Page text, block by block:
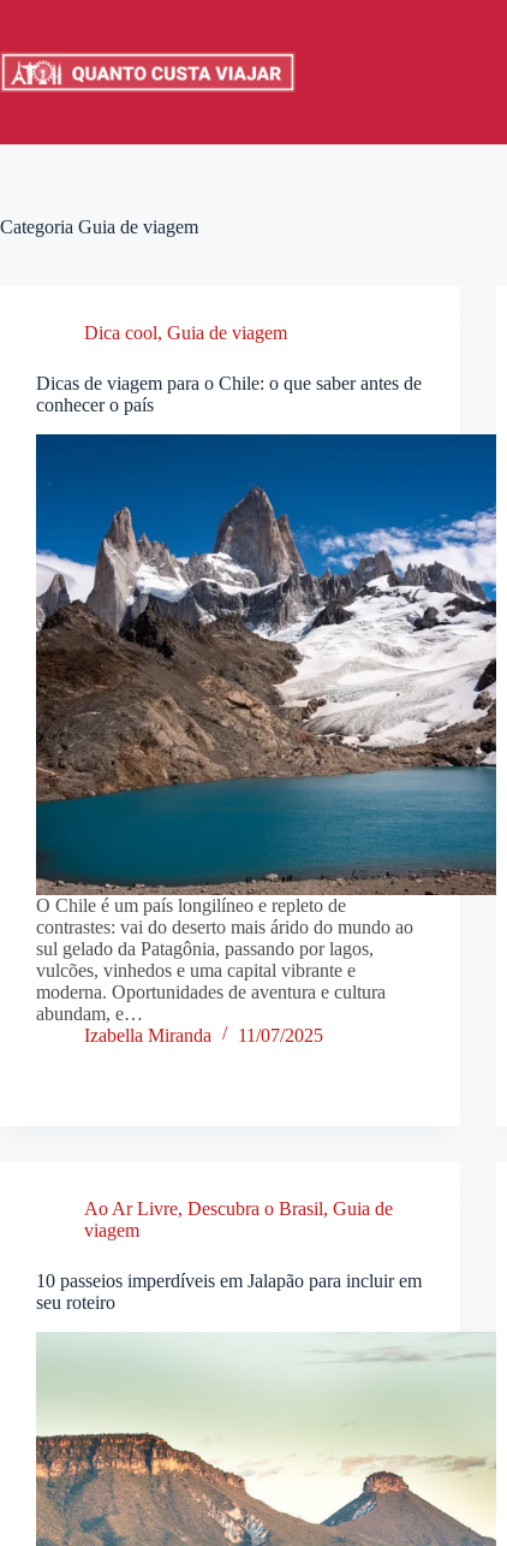
o
conteúdo
Categoria Guia de viagem
Dica cool, Guia de viagem
Dicas de viagem para o Chile: o que saber antes de
conhecer o país
O Chile é um país longilíneo e repleto de
contrastes: vai do deserto mais árido do mundo ao
sul gelado da Patagônia, passando por lagos,
vulcões, vinhedos e uma capital vibrante e
moderna. Oportunidades de aventura e cultura
abundam, e…
Izabella Miranda
11/07/2025
Ao Ar Livre, Descubra o Brasil, Guia de
viagem
10 passeios imperdíveis em Jalapão para incluir em
seu roteiro